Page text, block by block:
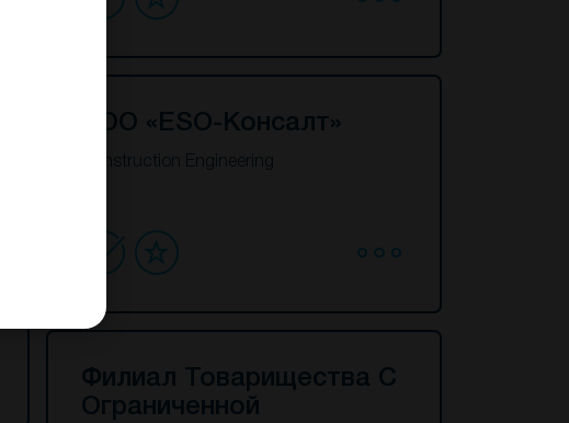
ТОО «ESO-Консалт»
Construction Engineering
Филиал Товарищества С
Ограниченной